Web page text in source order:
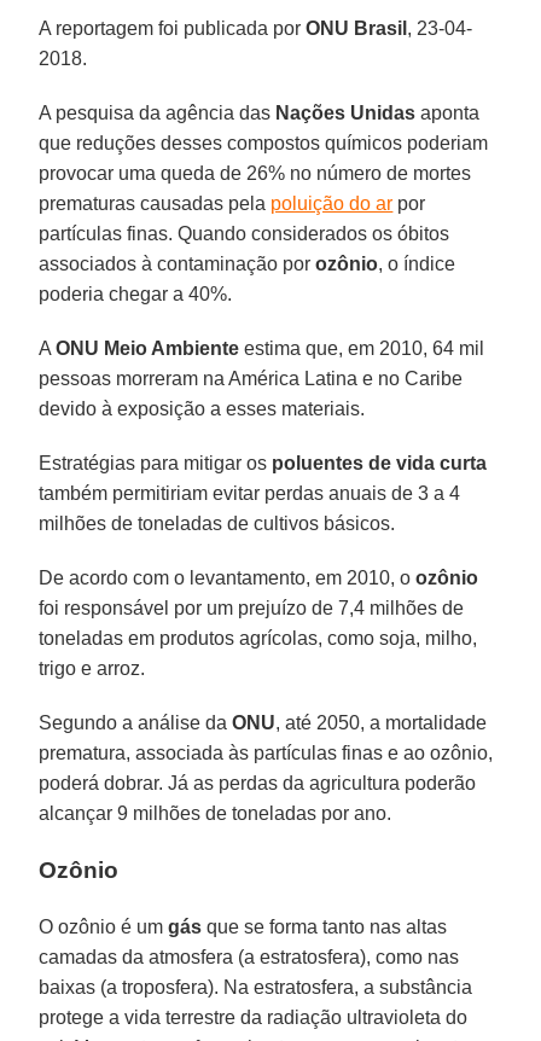
A reportagem foi publicada porONU Brasil , 23-04-
2018.
A pesquisa da agência das Nações Unidas aponta
que reduções desses compostos químicos poderiam
provocar uma queda de 26% no número de mortes
prematuras causadas pela poluição do ar por
partículas finas. Quando considerados os óbitos
associados à contaminação porozônio, o índice
poderia chegar a 40%.
AONU Meio Ambiente estima que, em 2010, 64 mil
pessoas morreram na América Latina e no Caribe
devido à exposição a esses materiais.
Estratégias para mitigar os poluentes de vida curta
também permitiriam evitar perdas anuais de 3 a 4
milhões de toneladas de cultivos básicos.
De acordo com o levantamento, em 2010, oozônio
foi responsável por um prejuízo de 7,4 milhões de
toneladas em produtos agrícolas, como soja, milho,
trigo e arroz.
Segundo a análise daONU, até 2050, a mortalidade
prematura, associada às partículas finas e ao ozônio,
poderá dobrar. Já as perdas da agricultura poderão
alcançar 9 milhões de toneladas por ano.
Ozônio
O ozônio é umgás que se forma tanto nas altas
camadas da atmosfera (a estratosfera), como nas
baixas (a troposfera). Na estratosfera, a substância
protege a vida terrestre da radiação ultravioleta do